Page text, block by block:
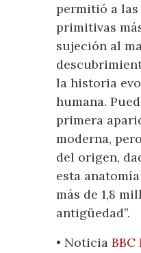
permitió a las
primitivas
sujeción al
la historia
humana.
primera
moderna,
del origen,
esta
más de 1,8
antigüedad”.
• NoticiaBBC